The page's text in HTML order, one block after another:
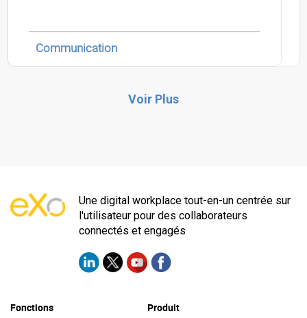
Communication
Voir Plus
Une digital workplace tout-en-un centrée sur
l'utilisateur pour des collaborateurs
connectés et engagés
Fonctions Produit